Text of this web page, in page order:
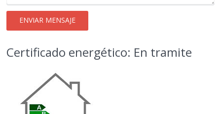
Certificado energético: En tramite